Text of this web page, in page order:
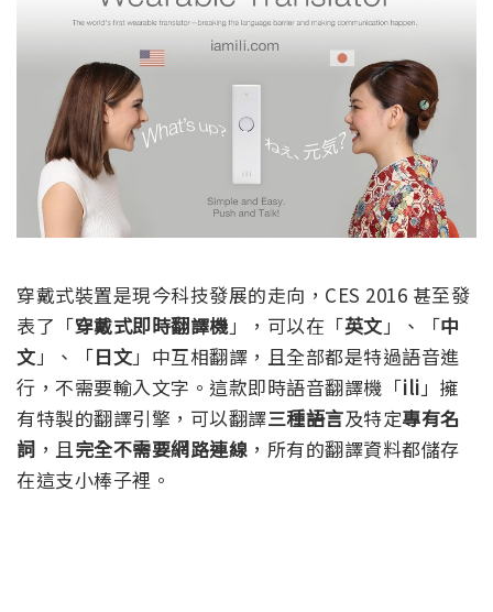
穿戴式裝置是現今科技發展的走向，CES 2016 甚至發
表了「穿戴式即時翻譯機」，可以在「英文」、「中
文」、「日文」中互相翻譯，且全部都是特過語音進
行，不需要輸入文字。這款即時語音翻譯機「ili」擁
有特製的翻譯引擎，可以翻譯三種語言及特定專有名
詞 ，且完全不需要網路連線 ，所有的翻譯資料都儲存
在這支小棒子裡。